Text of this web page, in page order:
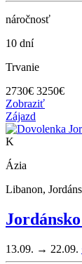
náročnosť
10 dní
Trvanie
2730€ 3250€
Zobraziť
Zájazd
K
Ázia
Libanon,
13.09. → 22.09.